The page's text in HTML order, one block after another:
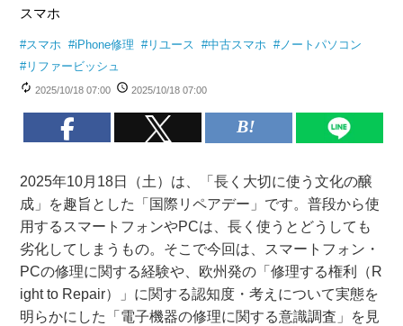
スマホ
#スマホ #iPhone修理 #リユース #中古スマホ #ノートパソコン
#リファービッシュ
2025/10/18 07:00 2025/10/18 07:00
2025年10月18日（土）は、「長く大切に使う文化の醸
成」を趣旨とした「国際リペアデー」です。普段から使
用するスマートフォンやPCは、長く使うとどうしても
劣化してしまうもの。そこで今回は、スマートフォン・
PCの修理に関する経験や、欧州発の「修理する権利（R
ight to Repair）」に関する認知度・考えについて実態を
明らかにした「電子機器の修理に関する意識調査」を見